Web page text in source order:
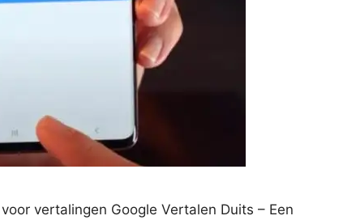
vertalingen Google Vertalen Duits – Een